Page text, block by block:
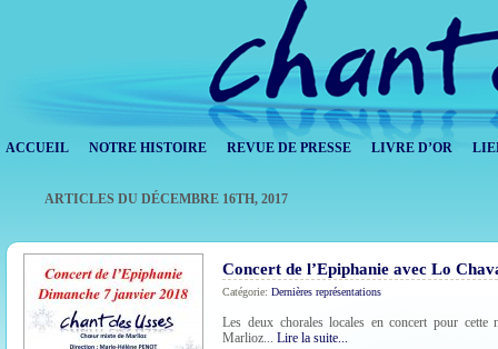
ACCUEIL NOTRE HISTOIRE REVUE DE PRESSE LIVRE D’OR
ARTICLES DU DÉCEMBRE 16TH, 2017
Concert de l’Epiphanie avec Lo
Catégorie:Dernières représentations
Les deux chorales locales en concert pour cette
Marlioz...Lire la suite...